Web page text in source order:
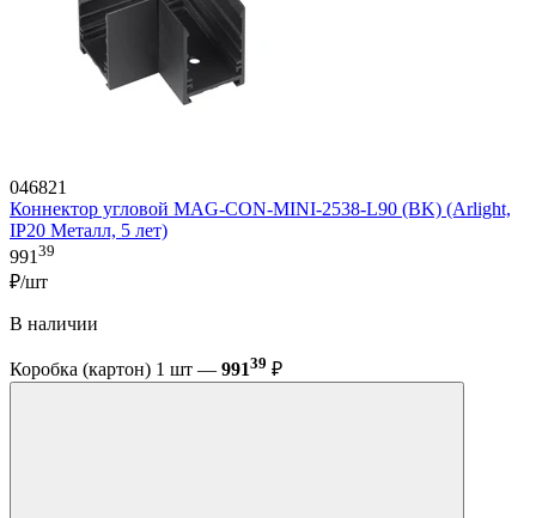
046821
Коннектор угловой MAG-CON-MINI-2538-L90 (BK) (Arlight,
IP20 Металл, 5 лет)
991 39
₽/шт
В наличии
Коробка (картон) 1 шт — 99139 ₽